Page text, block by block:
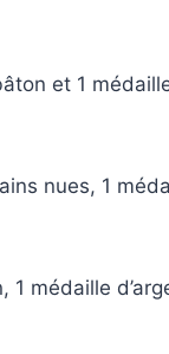
et 1
nues, 1
1 médaille